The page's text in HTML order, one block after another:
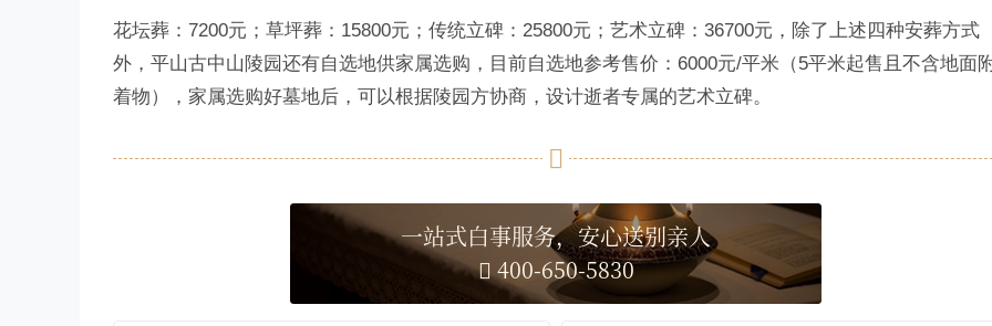
花坛葬：7200元；草坪葬：15800元；传统立碑：25800元；艺术立碑：36700元，除了上述四种安葬方式
外，平山古中山陵园还有自选地供家属选购，目前自选地参考售价：6000元/平米（5平米起售且不含地面
着物），家属选购好墓地后，可以根据陵园方协商，设计逝者专属的艺术立碑。
一站式白事服务，安心送别亲人
400-650-5830